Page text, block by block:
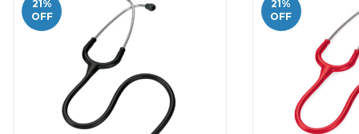
21%
OFF
21%
OFF